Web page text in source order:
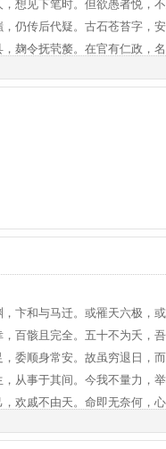
西、陕西、出生于河南郑州新郑
馆坐落于洛阳市郊。白园（白居
琶峰。
易（772～846），字乐天，晚
新郑人，是我国唐代伟大的现
泛，形式多样，语言平易通俗
至翰林学士、左赞善大夫。有
，想见下笔时。但欲愚者悦，不
，仍传后代疑。古石苍苔字，安
麹令抚茕嫠。在官有仁政，名
百姓遮路岐。攀辕不得归，留
易（772～846），字乐天，晚
新郑人，是我国唐代伟大的现
，形式多样，语言平易通俗，
至翰林学士、左赞善大夫。有
有《长恨歌》、《卖炭翁》、
西、陕西、出生于河南郑州新郑
馆坐落于洛阳市郊。白园（白
卞和与马迁。或罹天六极，或
，百骸且完全。五十不为夭，吾
委顺身常安。故虽穷退日，而
从事于其间。今我不量力，举
，欢戚不由天。命即无奈何，心
省躬谅非难。勿问由天者，天